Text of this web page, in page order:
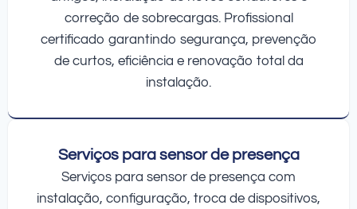
correção de sobrecargas. Profissional
certificado garantindo segurança, prevenção
de curtos, eficiência e renovação total da
instalação.
Serviços para sensor de presença
Serviços para sensor de presença com
instalação, configuração, troca de dispositivos,